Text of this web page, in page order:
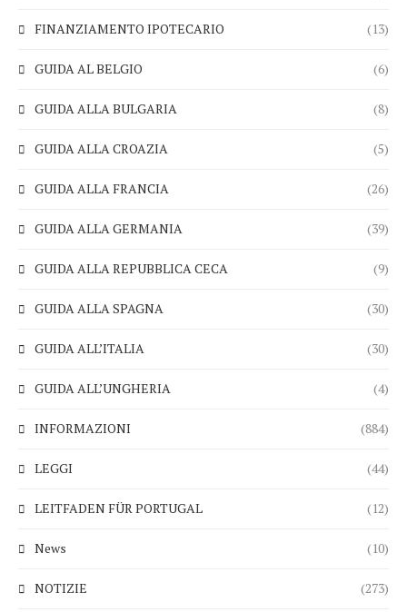
FINANZIAMENTO IPOTECARIO (13)
GUIDA AL BELGIO (6)
GUIDA ALLA BULGARIA (8)
GUIDA ALLA CROAZIA (5)
GUIDA ALLA FRANCIA (26)
GUIDA ALLA GERMANIA (39)
GUIDA ALLA REPUBBLICA CECA (9)
GUIDA ALLA SPAGNA (30)
GUIDA ALL’ITALIA (30)
GUIDA ALL’UNGHERIA (4)
INFORMAZIONI (884)
LEGGI (44)
LEITFADEN FÜR PORTUGAL (12)
News (10)
NOTIZIE (273)